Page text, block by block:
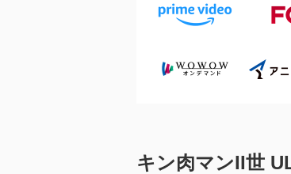
キン肉マンII世